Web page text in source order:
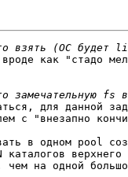
как "стадо
для данной
с "внезапно
в одном pool
каталогов
чем на одной